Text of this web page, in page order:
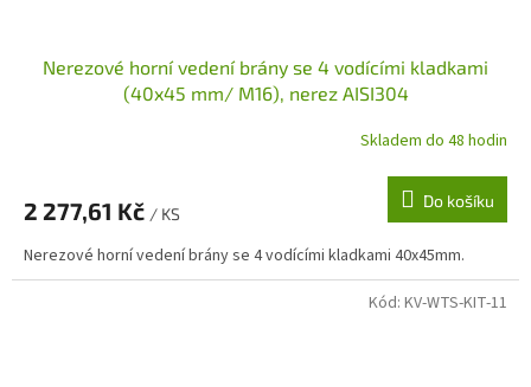
Nerezové horní vedení brány se 4 vodícími kladkami
(40x45 mm/ M16), nerez AISI304
Skladem do 48 hodin
2 277,61 Kč / KS
Do košíku
Nerezové horní vedení brány se 4 vodícími kladkami 40x45mm.
Kód: KV-WTS-KIT-11